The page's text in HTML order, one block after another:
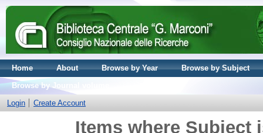
Home About Browse by Year
Browse by Subject
Browse by Journal volume
Login
Create Account
Items where Subject